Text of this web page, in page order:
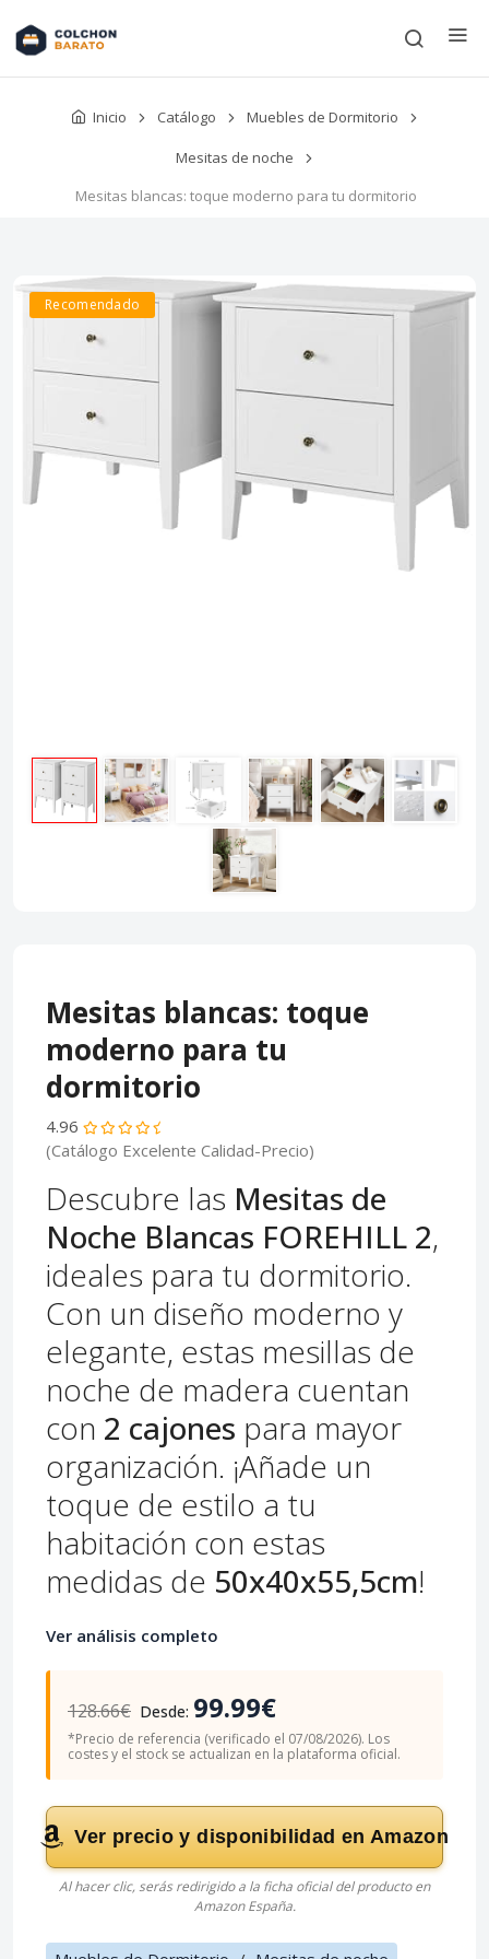
Inicio Catálogo Muebles de Dormitorio
Mesitas de noche
Mesitas blancas: toque moderno para tu dormitorio
Recomendado
Mesitas blancas: toque
moderno para tu
dormitorio
4.96
(Catálogo Excelente Calidad-Precio)
Descubre las Mesitas de
Noche Blancas FOREHILL 2,
ideales para tu dormitorio.
Con un diseño moderno y
elegante, estas mesillas de
noche de madera cuentan
con 2 cajones para mayor
organización. ¡Añade un
toque de estilo a tu
habitación con estas
medidas de 50x40x55,5cm!
Ver análisis completo
128.66€ Desde: 99.99€
*Precio de referencia (verificado el 07/08/2026). Los
costes y el stock se actualizan en la plataforma oficial.
Ver precio y disponibilidad en Amazon
Al hacer clic, serás redirigido a la ficha oficial del producto en
Amazon España.